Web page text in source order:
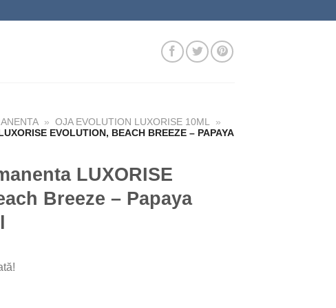
» OJA EVOLUTION LUXORISE 10ML »
EVOLUTION, BEACH BREEZE – PAPAYA
LUXORISE
Breeze – Papaya